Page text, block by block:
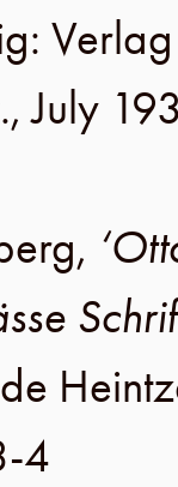
:
.,July
,
4